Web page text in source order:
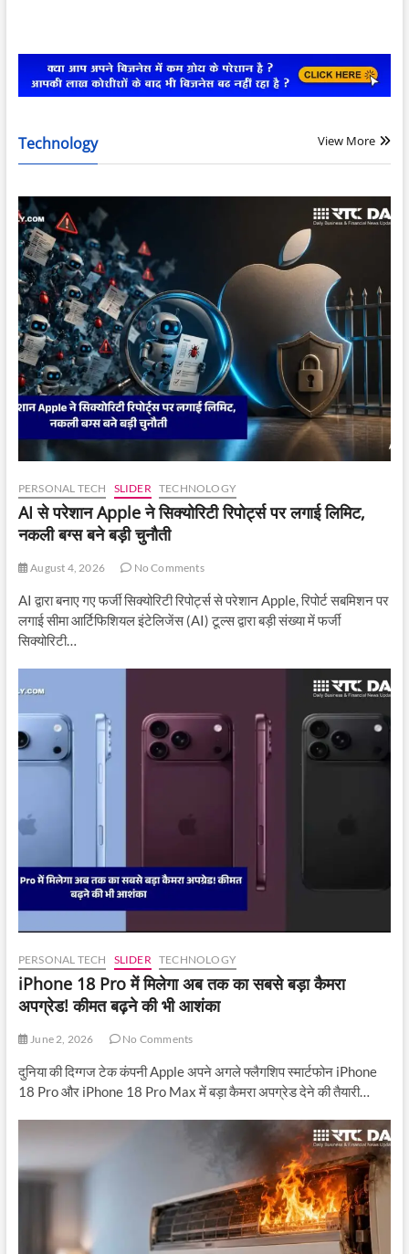
Technology View More
PERSONAL TECH SLIDER TECHNOLOGY
AI से परेशान Apple ने सिक्योरिटी रिपोर्ट्स पर लगाई लिमिट,
नकली बग्स बने बड़ी चुनौती
August 4, 2026 No Comments
AI द्वारा बनाए गए फर्जी सिक्योरिटी रिपोर्ट्स से परेशान Apple, रिपोर्ट सबमिशन पर
लगाई सीमा आर्टिफिशियल इंटेलिजेंस (AI) टूल्स द्वारा बड़ी संख्या में फर्जी
सिक्योरिटी…
PERSONAL TECH SLIDER TECHNOLOGY
iPhone 18 Pro में मिलेगा अब तक का सबसे बड़ा कैमरा
अपग्रेड! कीमत बढ़ने की भी आशंका
June 2, 2026 No Comments
दुनिया की दिग्गज टेक कंपनी Apple अपने अगले फ्लैगशिप स्मार्टफोन iPhone
18 Pro और iPhone 18 Pro Max में बड़ा कैमरा अपग्रेड देने की तैयारी…